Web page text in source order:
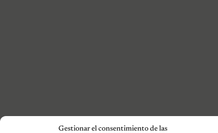
Gestionar el consentimiento de las